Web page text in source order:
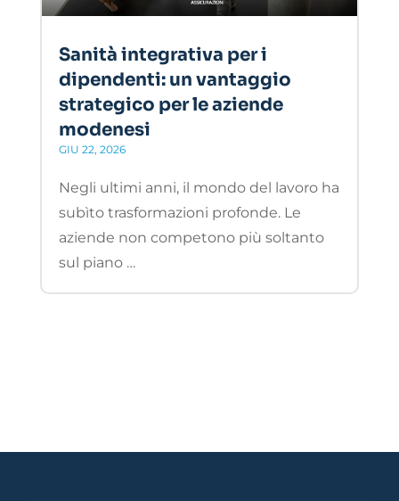
Sanità integrativa per i
dipendenti: un vantaggio
strategico per le aziende
modenesi
GIU 22, 2026
Negli ultimi anni, il mondo del lavoro ha
subìto trasformazioni profonde. Le
aziende non competono più soltanto
sul piano …